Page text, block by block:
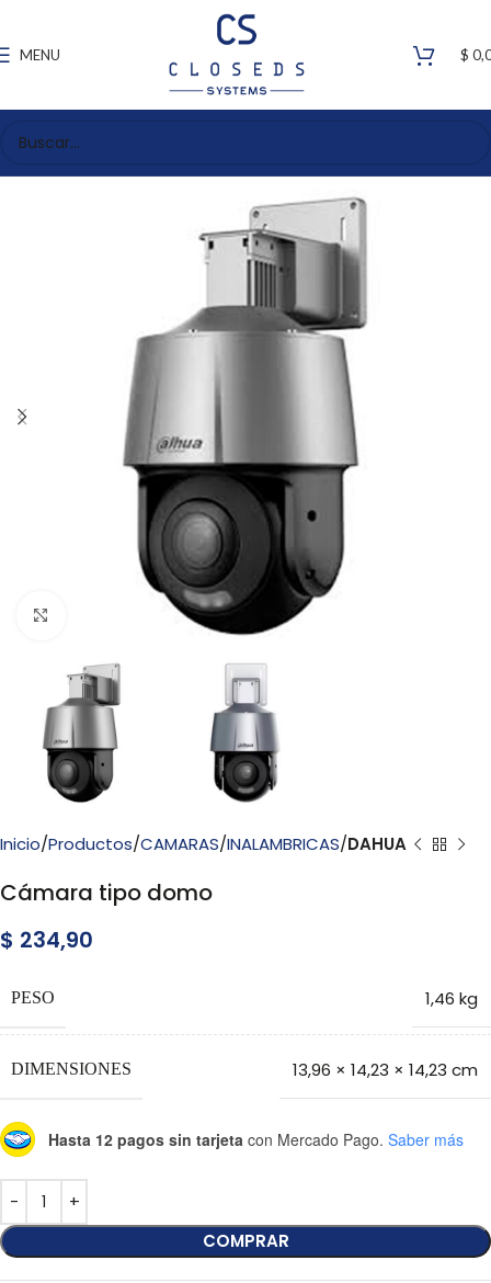
MENU $
Click to enlarge
Inicio Productos CAMARAS INALAMBRICAS DAHUA
Cámara tipo domo
$ 234,90
PESO 1,46 kg
DIMENSIONES 13,96 × 14,23 × 14,23 cm
Hasta 12 pagos sin tarjeta con Mercado Pago. Saber más
COMPRAR